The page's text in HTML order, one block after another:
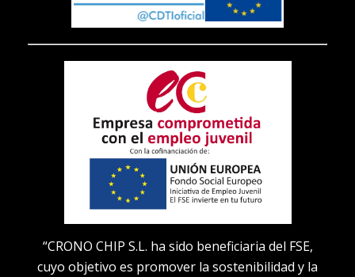
“CRONO CHIP S.L. ha sido beneficiaria del FSE,
cuyo objetivo es promover la sostenibilidad y la